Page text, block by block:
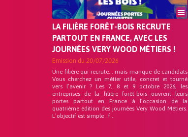
LA FILIÈRE FORÊT-BOIS RECRUTE
PARTOUT EN FRANCE, AVEC LES
JOURNÉES VERY WOOD MÉTIERS !
Emission du 20/07/2026
Une filière qui recrute… mais manque de candidats
Vous cherchez un métier utile, concret et tourné
vers l’avenir ? Les 7, 8 et 9 octobre 2026, les
entreprises de la filière forêt-bois ouvrent leurs
portes partout en France à l’occasion de la
quatrième édition des journées Very Wood Métiers.
L’objectif est simple : f...